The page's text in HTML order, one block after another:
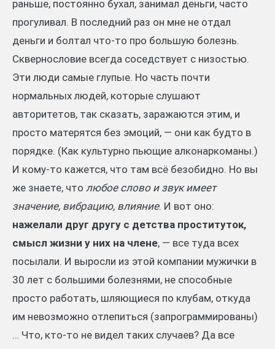
раньше, постоянно бухал, занимал деньги, часто
прогуливал. В последний раз он мне не отдал
деньги и болтал что-то про большую болезнь.
Сквернословие всегда соседствует с низостью.
Эти люди самые глупые. Но часть почти
нормальных людей, которые слушают
авторитетов, так сказать, заражаются этим, и
просто матерятся без эмоций, — они как будто в
порядке. (Как культурно пьющие алконаркоманы.)
И кому-то кажется, что там всё безобидно. Но вы
же знаете, что любое слово и звук имеет
значение, вибрацию, влияние. И вот оно:
нажелали друг другу с детства проституток,
смысл жизни у них на члене, — все туда всех
посылали. И выросли из этой компании мужички в
30 лет с большими болезнями, не способные
просто работать, шляющиеся по клубам, откуда
им невозможно отлепиться (запрограммированы)
… Что, кто-то не видел таких случаев? Да все